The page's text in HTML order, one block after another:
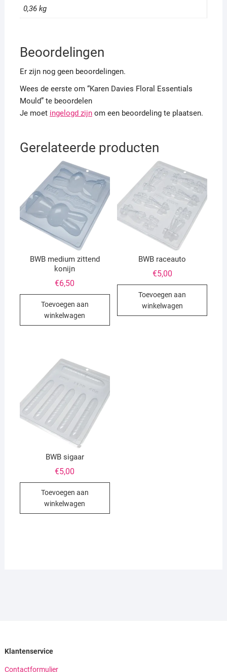
0,36 kg
Beoordelingen
Er zijn nog geen beoordelingen.
Wees de eerste om “Karen Davies Floral Essentials
Mould” te beoordelen
Je moet ingelogd zijnom een beoordeling te plaatsen.
Gerelateerde producten
BWB medium zittend
konijn
€6,50
Toevoegen aan
winkelwagen
BWB raceauto
€5,00
Toevoegen aan
winkelwagen
BWB sigaar
€5,00
Toevoegen aan
winkelwagen
Klantenservice
Contactformulier